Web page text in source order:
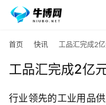
首页 快讯 工品汇完成2
工品汇完成2亿
行业领先的工业用品